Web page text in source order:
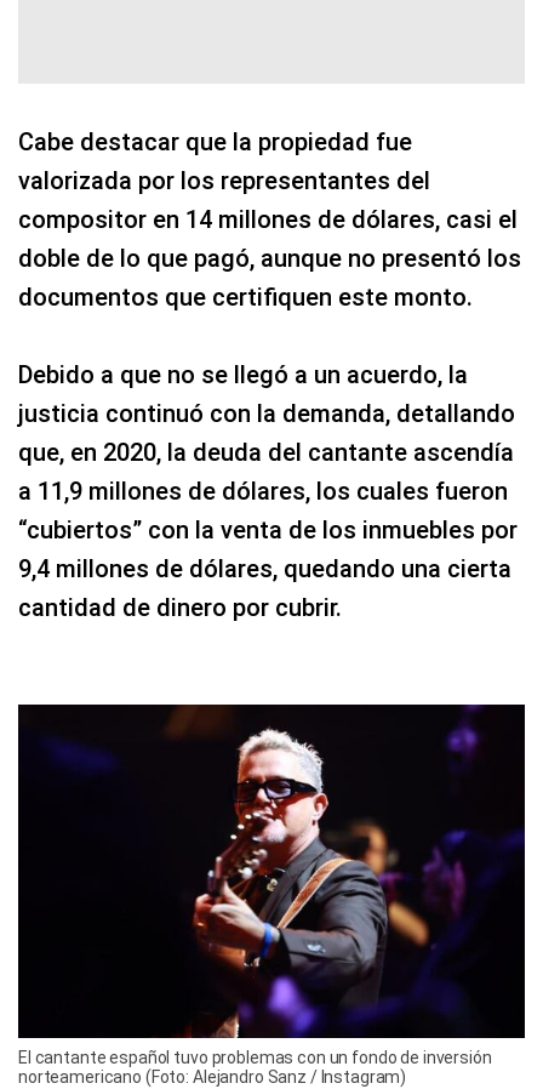
Cabe destacar que la propiedad fue
valorizada por los representantes del
compositor en 14 millones de dólares, casi el
doble de lo que pagó, aunque no presentó los
documentos que certifiquen este monto.
Debido a que no se llegó a un acuerdo, la
justicia continuó con la demanda, detallando
que, en 2020, la deuda del cantante ascendía
a 11,9 millones de dólares, los cuales fueron
“cubiertos” con la venta de los inmuebles por
9,4 millones de dólares, quedando una cierta
cantidad de dinero por cubrir.
El cantante español tuvo problemas con un fondo de inversión
norteamericano (Foto: Alejandro Sanz / Instagram)